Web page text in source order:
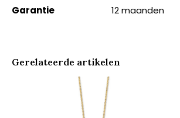
Garantie
12 maanden
Gerelateerde artikelen